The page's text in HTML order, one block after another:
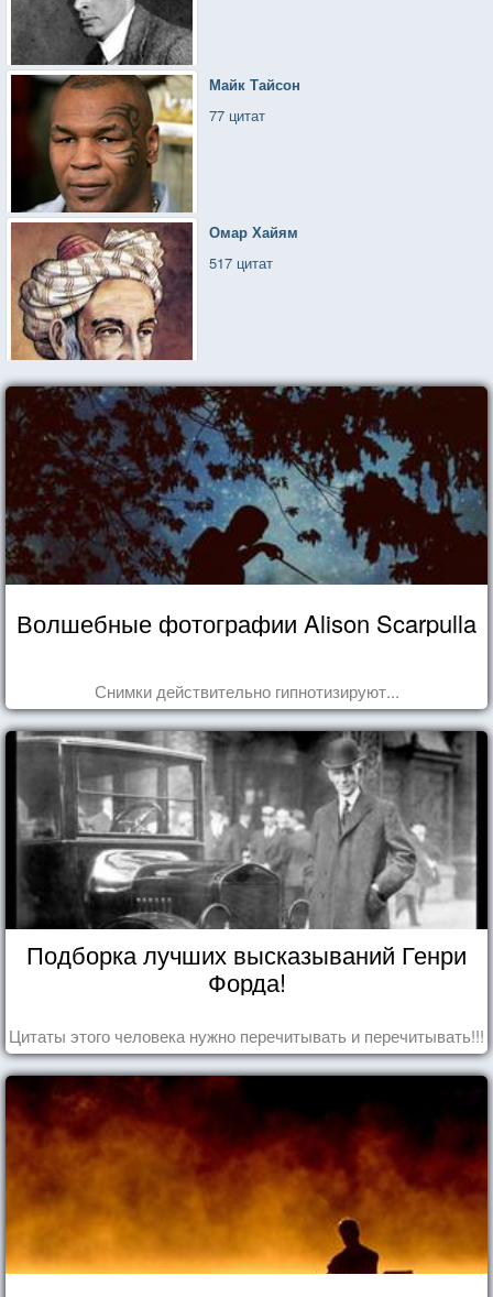
Майк Тайсон
77 цитат
Омар Хайям
517 цитат
Волшебные фотографии Alison Scarpulla
Снимки действительно гипнотизируют...
Подборка лучших высказываний Генри
Форда!
Цитаты этого человека нужно перечитывать и перечитывать!!!